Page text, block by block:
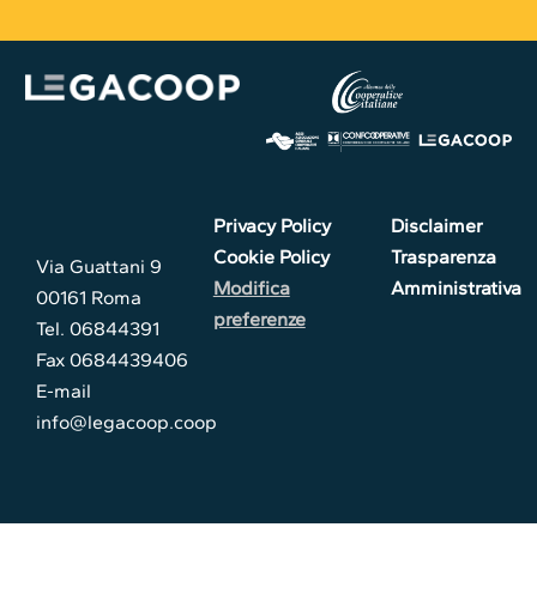
Via Guattani 9
00161 Roma
Tel. 06844391
Fax 0684439406
E-mail
info@legacoop.coop
Privacy Policy
Cookie Policy
Modifica
preferenze
Disclaimer
Trasparenza
Amministrativa